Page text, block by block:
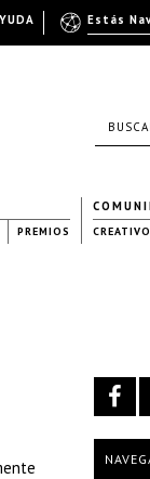
PREMIOS
Estás